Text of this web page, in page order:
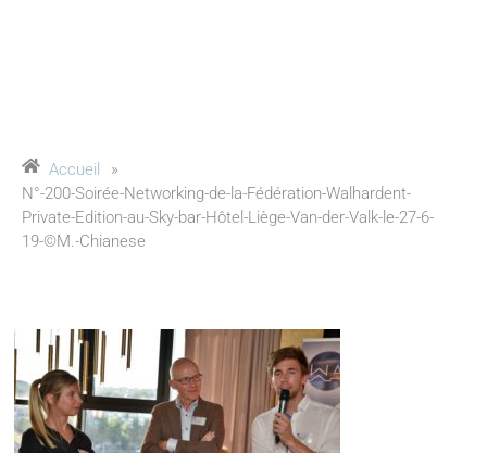
Accueil
»
N°-200-Soirée-Networking-de-la-Fédération-Walhardent-
Private-Edition-au-Sky-bar-Hôtel-Liège-Van-der-Valk-le-27-6-
19-©M.-Chianese